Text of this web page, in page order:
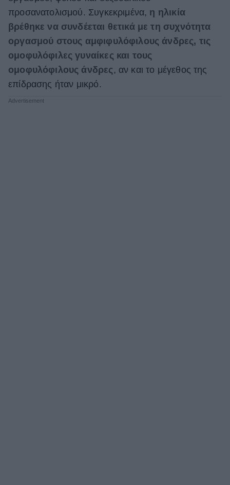
προσανατολισμού. Συγκεκριμένα, η ηλικία
βρέθηκε να συνδέεται θετικά με τη συχνότητα
οργασμού στους αμφιφυλόφιλους άνδρες, τις
ομοφυλόφιλες γυναίκες και τους
ομοφυλόφιλους άνδρες , αν και το μέγεθος της
επίδρασης ήταν μικρό.